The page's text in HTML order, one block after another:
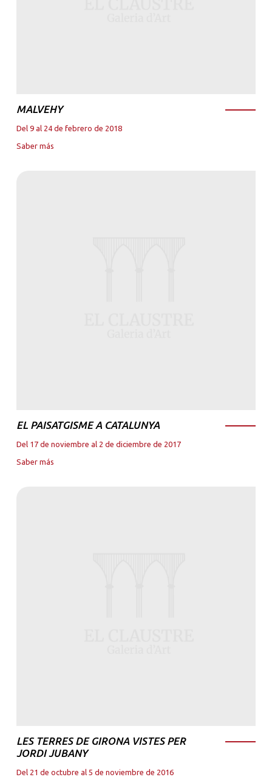
MALVEHY
Del 9 al 24 de febrero de 2018
Saber más
EL PAISATGISME A CATALUNYA
Del 17 de noviembre al 2 de diciembre de 2017
Saber más
LES TERRES DE GIRONA VISTES PER
JORDI JUBANY
Del 21 de octubre al 5 de noviembre de 2016